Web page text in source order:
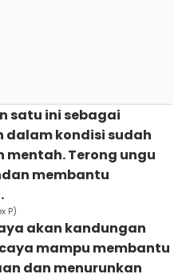
satu ini sebagai
kondisi sudah
Terong ungu
membantu
P)
akan kandungan
mampu membantu
dan menurunkan